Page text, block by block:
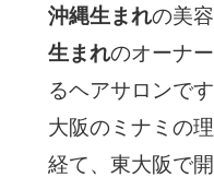
沖縄生まれの美
生まれのオーナ
るヘアサロンです
大阪のミナミの
経て、東大阪で開